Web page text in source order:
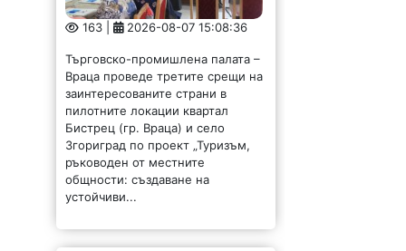
163 | 2026-08-07 15:08:36
Търговско-промишлена палата –
Враца проведе третите срещи на
заинтересованите страни в
пилотните локации квартал
Бистрец (гр. Враца) и село
Згориград по проект „Туризъм,
ръководен от местните
общности: създаване на
устойчиви...